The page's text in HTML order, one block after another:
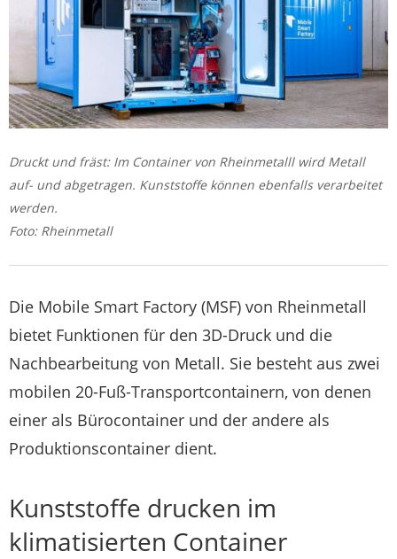
Druckt und fräst: Im Container von Rheinmetalll wird Metall
auf- und abgetragen. Kunststoffe können ebenfalls verarbeitet
werden.
Foto: Rheinmetall
Die Mobile Smart Factory (MSF) von Rheinmetall
bietet Funktionen für den 3D-Druck und die
Nachbearbeitung von Metall. Sie besteht aus zwei
mobilen 20-Fuß-Transportcontainern, von denen
einer als Bürocontainer und der andere als
Produktionscontainer dient.
Kunststoffe drucken im
klimatisierten Container